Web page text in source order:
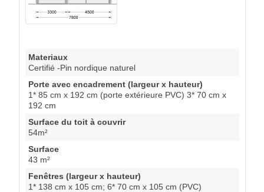
Materiaux
Certifié -Pin nordique naturel
Porte avec encadrement (largeur x hauteur)
1* 85 cm x 192 cm (porte extérieure PVC) 3* 70 cm x
192 cm
Surface du toit à couvrir
54m²
Surface
43 m²
Fenêtres (largeur x hauteur)
1* 138 cm x 105 cm; 6* 70 cm x 105 cm (PVC)